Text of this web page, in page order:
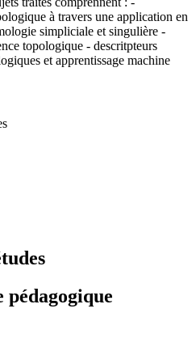
à travers une application en
simpliciale et singulière -
topologique - descritpteurs
et apprentissage machine